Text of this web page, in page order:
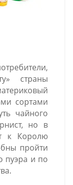
страны
сортами
чайного
но в
к Королю
пройти
пуэра и по